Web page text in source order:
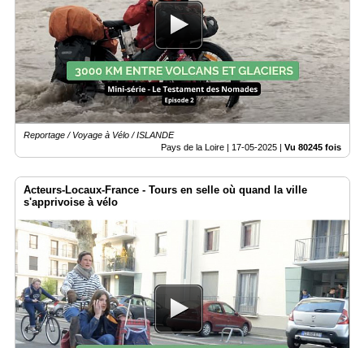
Reportage / Voyage à Vélo / ISLANDE
Pays de la Loire | 17-05-2025 | Vu 80245 fois
Acteurs-Locaux-France - Tours en selle où quand la ville
s'apprivoise à vélo